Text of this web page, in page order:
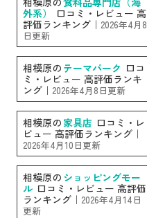
外系）
口コミ・レビュー 高
評価ランキング｜ 2026年4月8
日更新
相模原の テーマパーク 口コ
ミ・レビュー 高評価ランキ
ング｜ 2026年4月8日更新
相模原の 家具店 口コミ・レ
ビュー 高評価ランキング｜
2026年4月10日更新
相模原の ショッピングモー
ル 口コミ・レビュー 高評価
ランキング｜ 2026年4月14日
更新